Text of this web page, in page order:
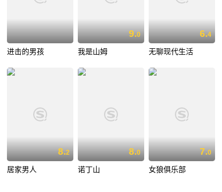
进击的男孩
9.0
我是山姆
6.4
无聊现代生活
8.2
居家男人
8.0
诺丁山
7.0
女狼俱乐部